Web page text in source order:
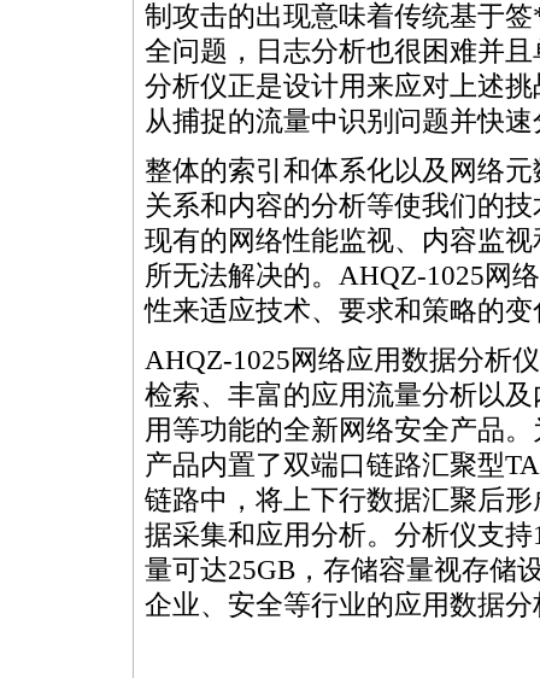
制攻击的出现意味着传统基于签
全问题，日志分析也很困难并
分析仪正是设计用来应对上述
从捕捉的流量中识别问题并快
整体的索引和体系化以及网络
关系和内容的分析等使我们的
现有的网络性能监视、内容监
所无法解决的。AHQZ-1025网
性来适应技术、要求和策略的变
AHQZ-1025网络应用数据分析
检索、丰富的应用流量分析以
用等功能的全新网络安全产品
产品内置了双端口链路汇聚型
链路中，将上下行数据汇聚后
据采集和应用分析。分析仪支
量可达25GB，存储容量视存储
企业、安全等行业的应用数据